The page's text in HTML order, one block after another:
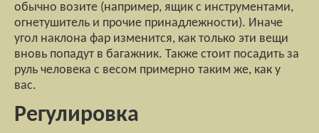
обычно возите (например, ящик с инструментами,
огнетушитель и прочие принадлежности). Иначе
угол наклона фар изменится, как только эти вещи
вновь попадут в багажник. Также стоит посадить за
руль человека с весом примерно таким же, как у
вас.
Регулировка